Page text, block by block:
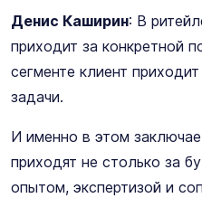
Денис Каширин: В
приходит за конкретной
сегменте клиент
задачи.
И именно в этом
приходят не столько за
опытом, экспертизой и